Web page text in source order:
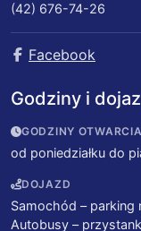
(42) 676-74-26
Facebook
Godziny i
GODZINY OTWARCIA
od poniedziałku do
DOJAZD
Samochód – parking
Autobusy –